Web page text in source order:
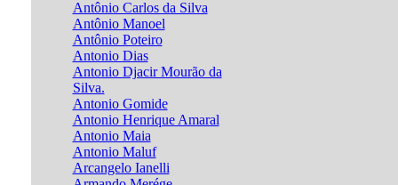
Antônio Carlos da Silva
Antônio Manoel
Antônio Poteiro
Antonio Dias
Antonio Djacir Mourão da
Silva.
Antonio Gomide
Antonio Henrique Amaral
Antonio Maia
Antonio Maluf
Arcangelo Ianelli